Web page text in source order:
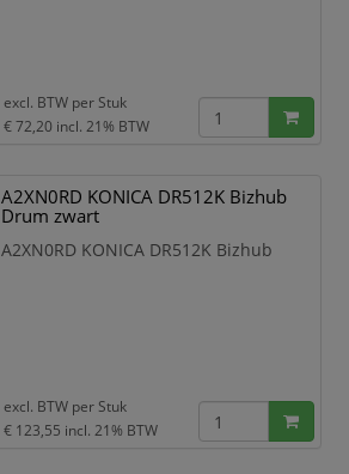
excl. BTW per Stuk
€ 72,20 incl. 21% BTW
A2XN0RD KONICA DR512K Bizhub
Drum zwart
A2XN0RD KONICA DR512K Bizhub
excl. BTW per Stuk
€ 123,55 incl. 21% BTW